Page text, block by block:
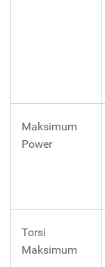
Maksimum
Power
Torsi
Maksimum